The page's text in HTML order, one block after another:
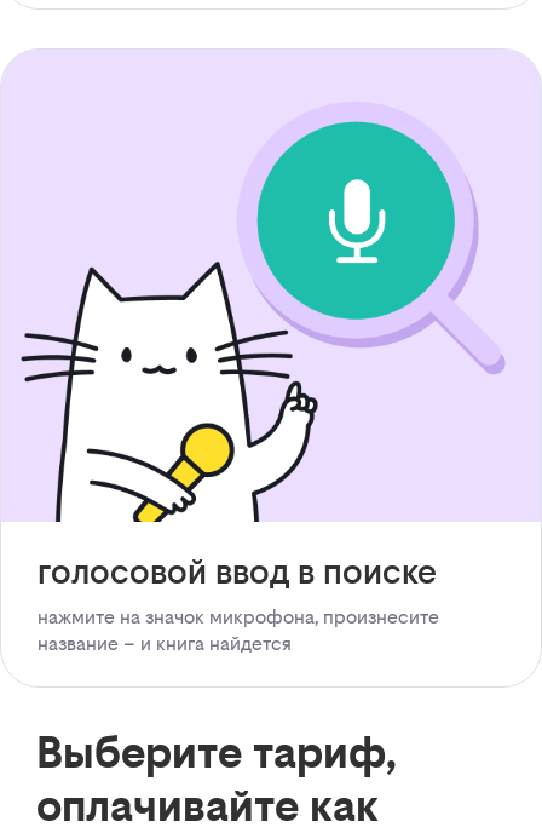
голосовой ввод в поиске
нажмите на значок микрофона, произнесите
название – и книга найдется
Выберите тариф,
оплачивайте как